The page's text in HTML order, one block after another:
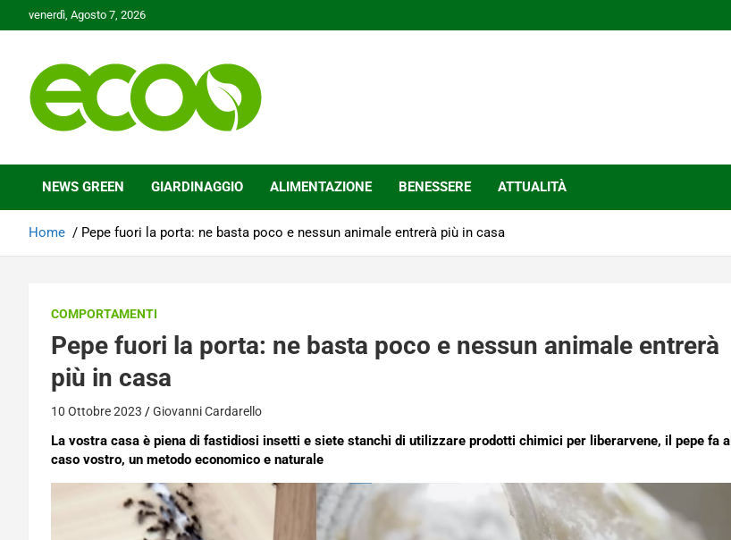
to
venerdì, Agosto 7, 2026
Ecoo.it
NEWS GREEN GIARDINAGGIO ALIMENTAZIONE BENESSERE ATTUALITÀ
Home Pepe fuori la porta: ne basta poco e nessun animale entrerà più in casa
COMPORTAMENTI
Pepe fuori la porta: ne basta poco e nessun animale entrerà
più in casa
10 Ottobre 2023 Giovanni Cardarello
La vostra casa è piena di fastidiosi insetti e siete stanchi di utilizzare prodotti chimici per liberarvene, il pepe fa al
caso vostro, un metodo economico e naturale